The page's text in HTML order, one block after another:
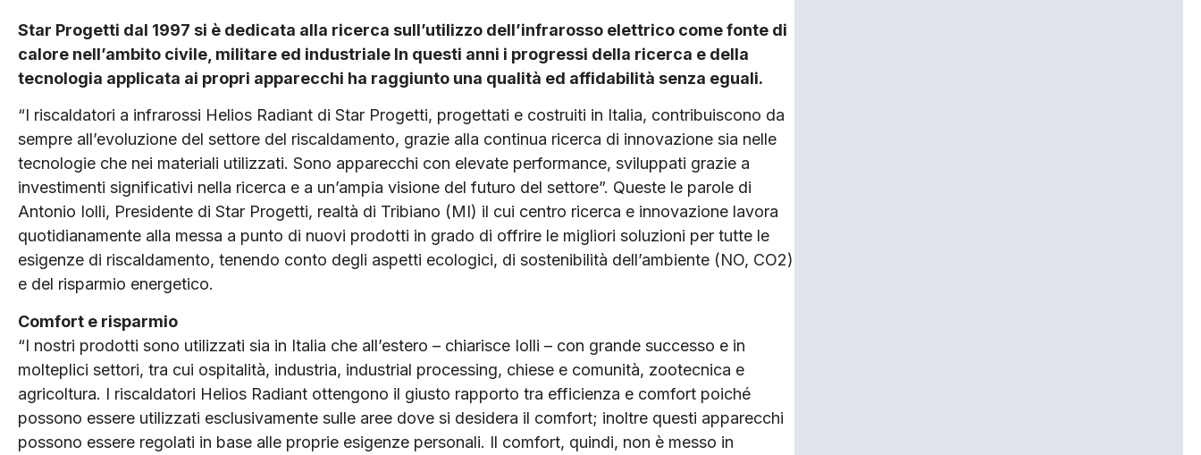
Star Progetti dal 1997 si è dedicata alla ricerca sull’utilizzo dell’infrarosso elettrico come fonte di
calore nell’ambito civile, militare ed industriale In questi anni i progressi della ricerca e della
tecnologia applicata ai propri apparecchi ha raggiunto una qualità ed affidabilità senza eguali.
“I riscaldatori a infrarossi Helios Radiant di Star Progetti, progettati e costruiti in Italia, contribuiscono da
sempre all’evoluzione del settore del riscaldamento, grazie alla continua ricerca di innovazione sia nelle
tecnologie che nei materiali utilizzati. Sono apparecchi con elevate performance, sviluppati grazie a
investimenti significativi nella ricerca e a un’ampia visione del futuro del settore”. Queste le parole di
Antonio Iolli, Presidente di Star Progetti, realtà di Tribiano (MI) il cui centro ricerca e innovazione lavora
quotidianamente alla messa a punto di nuovi prodotti in grado di offrire le migliori soluzioni per tutte le
esigenze di riscaldamento, tenendo conto degli aspetti ecologici, di sostenibilità dell’ambiente (NO, CO2)
e del risparmio energetico.
Comfort e risparmio
“I nostri prodotti sono utilizzati sia in Italia che all’estero – chiarisce Iolli – con grande successo e in
molteplici settori, tra cui ospitalità, industria, industrial processing, chiese e comunità, zootecnica e
agricoltura. I riscaldatori Helios Radiant ottengono il giusto rapporto tra efficienza e comfort poiché
possono essere utilizzati esclusivamente sulle aree dove si desidera il comfort; inoltre questi apparecchi
possono essere regolati in base alle proprie esigenze personali. Il comfort, quindi, non è messo in